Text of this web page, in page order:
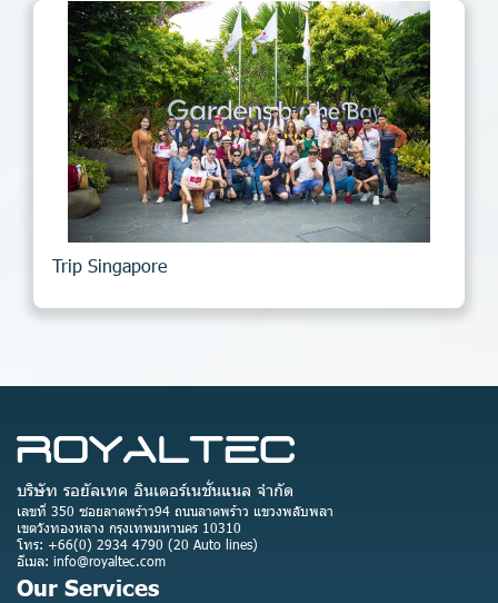
Trip Singapore
บริษัท รอยัลเทค อินเตอร์เนชั่นแนล จำกัด
เลขที่ 350 ซอยลาดพร้าว94 ถนนลาดพร้าว แขวงพลับพลา
เขตวังทองหลาง กรุงเทพมหานคร 10310
โทร: +66(0) 2934 4790 (20 Auto lines)
อีเมล: info@royaltec.com
Our Services